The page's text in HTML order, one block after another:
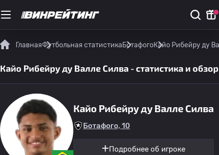
ГлавнаяФутбольная статистикаБотафогоКайо Рибейру ду
Кайо Рибейру ду Валле Силва - статистика и обзор
Кайо Рибейру ду Валле Силва
Ботафого, 10
Подробнее об игроке